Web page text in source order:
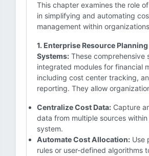
This chapter examines the role
in simplifying and automating
management within
1. Enterprise Resource Planning
Systems: These comprehensive
integrated modules for financial
including cost center tracking,
reporting. They allow
Centralize Cost Data: Capture
data from multiple sources within
system.
Automate Cost Allocation: Use
rules or user-defined algorithms